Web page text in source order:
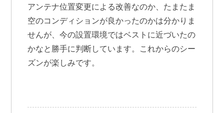
アンテナ位置変更による改善なのか、たまたま
空のコンディションが良かったのかは分かりま
せんが、今の設置環境ではベストに近づいたの
かなと勝手に判断しています。これからのシー
ズンが楽しみです。